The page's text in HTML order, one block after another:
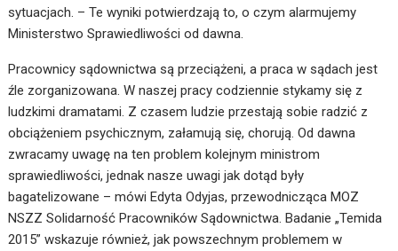
sytuacjach. – Te wyniki potwierdzają to, o czym alarmujemy
Ministerstwo Sprawiedliwości od dawna.
Pracownicy sądownictwa są przeciążeni, a praca w sądach jest
źle zorganizowana. W naszej pracy codziennie stykamy się z
ludzkimi dramatami. Z czasem ludzie przestają sobie radzić z
obciążeniem psychicznym, załamują się, chorują. Od dawna
zwracamy uwagę na ten problem kolejnym ministrom
sprawiedliwości, jednak nasze uwagi jak dotąd były
bagatelizowane – mówi Edyta Odyjas, przewodnicząca MOZ
NSZZ Solidarność Pracowników Sądownictwa. Badanie „Temida
2015” wskazuje również, jak powszechnym problemem w